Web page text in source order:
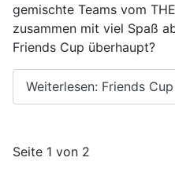
gemischte Teams vom
zusammen mit viel Spaß
Friends Cup überhaupt?
Weiterlesen: Friends
Seite 1 von 2